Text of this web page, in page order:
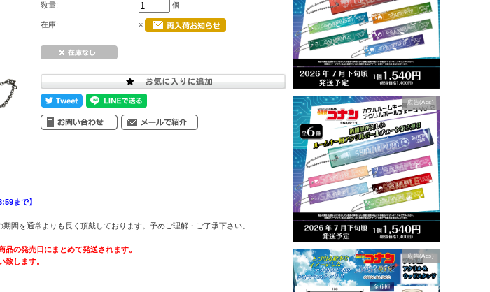
広告(Ads)
広告(Ads)
数量: 個
在庫: ×
まで】
間を通常よりも長く頂戴しております。予めご理解・ご了承下さい。
の発売日にまとめて発送されます。
致します。